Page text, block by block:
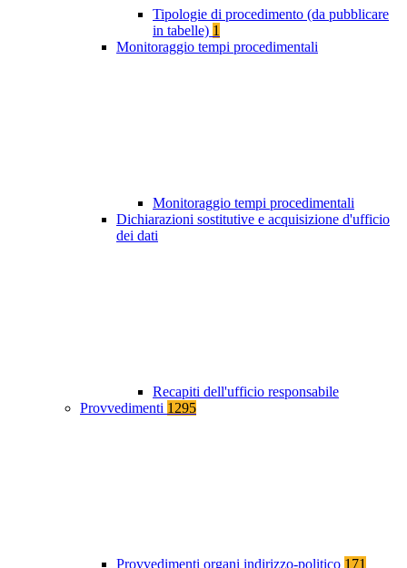
Tipologie di procedimento (da pubblicare
in tabelle) 1
Monitoraggio tempi procedimentali
Monitoraggio tempi procedimentali
Dichiarazioni sostitutive e acquisizione d'ufficio
dei dati
Recapiti dell'ufficio responsabile
Provvedimenti 1295
Provvedimenti organi indirizzo-politico 171